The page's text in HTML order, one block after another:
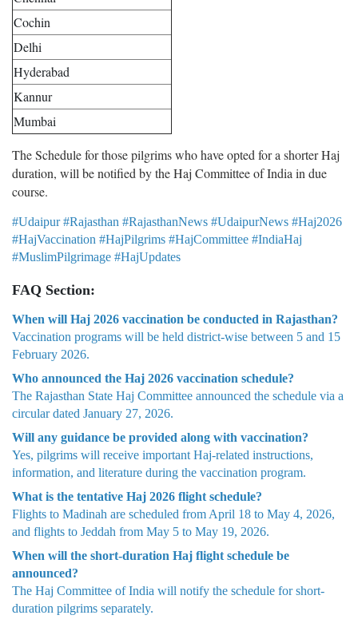
Cochin
Delhi
Hyderabad
Kannur
Mumbai
The Schedule for those pilgrims who have opted for a shorter Haj
duration, will be notified by the Haj Committee of India in due
course.
#Udaipur #Rajasthan #RajasthanNews #UdaipurNews #Haj2026
#HajVaccination #HajPilgrims #HajCommittee #IndiaHaj
#MuslimPilgrimage #HajUpdates
FAQ Section:
When will Haj 2026 vaccination be conducted in Rajasthan?
Vaccination programs will be held district-wise between 5 and 15
February 2026.
Who announced the Haj 2026 vaccination schedule?
The Rajasthan State Haj Committee announced the schedule via a
circular dated January 27, 2026.
Will any guidance be provided along with vaccination?
Yes, pilgrims will receive important Haj-related instructions,
information, and literature during the vaccination program.
What is the tentative Haj 2026 flight schedule?
Flights to Madinah are scheduled from April 18 to May 4, 2026,
and flights to Jeddah from May 5 to May 19, 2026.
When will the short-duration Haj flight schedule be
announced?
The Haj Committee of India will notify the schedule for short-
duration pilgrims separately.